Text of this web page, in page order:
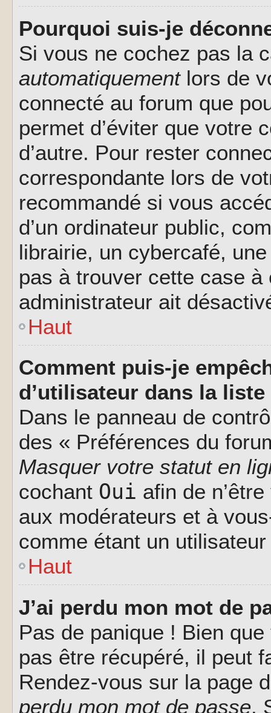
Pourquoi suis-je
Si vous ne cochez pas la
automatiquementlors de
connecté au forum que
permet d’éviter que votre
d’autre. Pour rester
correspondante lors de
recommandé si vous
d’un ordinateur public,
librairie, un cybercafé,
pas à trouver cette case à
administrateur ait
Haut
Comment puis-je
d’utilisateur dans la
Dans le panneau de
des « Préférences du
Masquer votre statut en
cochant Oui afin de
aux modérateurs et à
comme étant un
Haut
J’ai perdu mon mot de
Pas de panique ! Bien
pas être récupéré, il peut
Rendez-vous sur la page
perdu mon mot de passe.